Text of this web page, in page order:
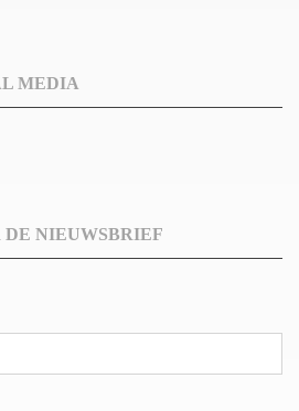
MEDIA
NIEUWSBRIEF